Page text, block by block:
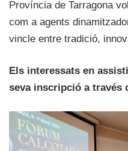
Província de Tarragona
com a agents
vincle entre tradició,
Els interessats en
seva inscripció a través